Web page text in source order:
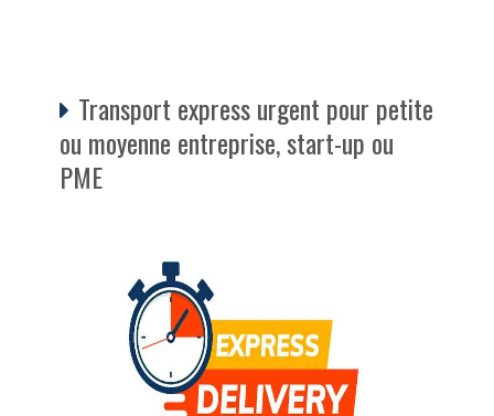
Transport express urgent pour petite
ou moyenne entreprise, start-up ou
PME